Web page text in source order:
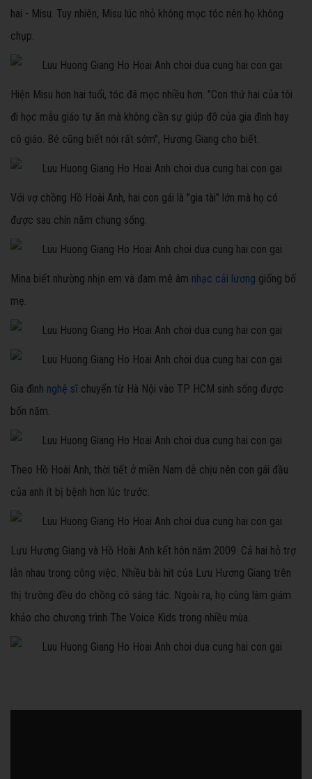
hai - Misu. Tuy nhiên, Misu lúc nhỏ không mọc tóc nên họ không
chụp.
Hiện Misu hơn hai tuổi, tóc đã mọc nhiều hơn. "Con thứ hai của tôi
đi học mẫu giáo tự ăn mà không cần sự giúp đỡ của gia đình hay
cô giáo. Bé cũng biết nói rất sớm", Hương Giang cho biết.
Với vợ chồng Hồ Hoài Anh, hai con gái là "gia tài" lớn mà họ có
được sau chín năm chung sống.
Mina biết nhường nhịn em và đam mê âm nhạc cải lương giống bố
mẹ.
Gia đình nghệ sĩ chuyển từ Hà Nội vào TP HCM sinh sống được
bốn năm.
Theo Hồ Hoài Anh, thời tiết ở miền Nam dễ chịu nên con gái đầu
của anh ít bị bệnh hơn lúc trước.
Lưu Hương Giang và Hồ Hoài Anh kết hôn năm 2009. Cả hai hỗ trợ
lẫn nhau trong công việc. Nhiều bài hit của Lưu Hương Giang trên
thị trường đều do chồng cô sáng tác. Ngoài ra, họ cùng làm giám
khảo cho chương trình The Voice Kids trong nhiều mùa.